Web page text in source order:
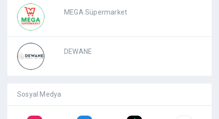
MEGA Süpermarket
DEWANE
Sosyal Medya